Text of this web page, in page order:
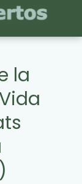
la